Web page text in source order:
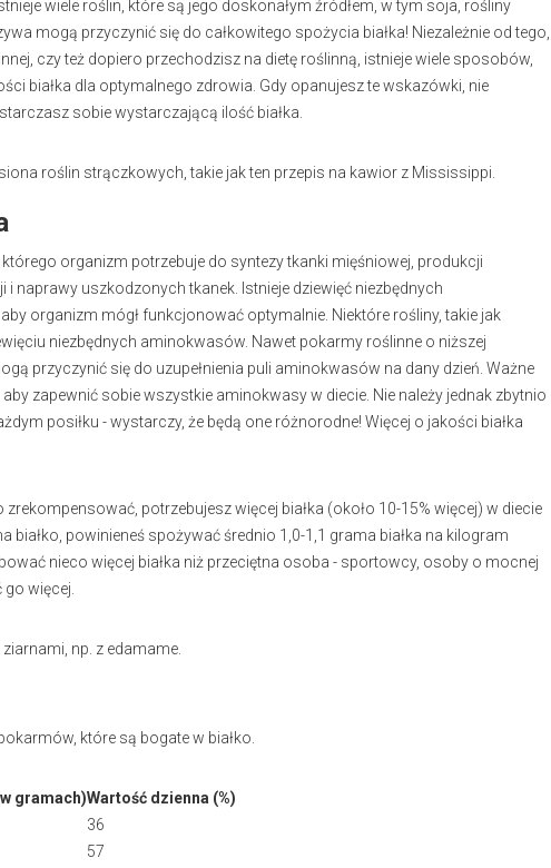
wiele roślin, które są jego doskonałym źródłem, w tym soja, rośliny
mogą przyczynić się do całkowitego spożycia białka! Niezależnie od tego,
czy też dopiero przechodzisz na dietę roślinną, istnieje wiele sposobów,
białka dla optymalnego zdrowia. Gdy opanujesz te wskazówki, nie
sobie wystarczającą ilość białka.
roślin strączkowych, takie jak ten przepis na kawior z Mississippi.
organizm potrzebuje do syntezy tkanki mięśniowej, produkcji
naprawy uszkodzonych tkanek. Istnieje dziewięć niezbędnych
organizm mógł funkcjonować optymalnie. Niektóre rośliny, takie jak
niezbędnych aminokwasów. Nawet pokarmy roślinne o niższej
przyczynić się do uzupełnienia puli aminokwasów na dany dzień. Ważne
zapewnić sobie wszystkie aminokwasy w diecie. Nie należy jednak zbytnio
posiłku - wystarczy, że będą one różnorodne! Więcej o jakości białka
potrzebujesz więcej białka (około 10-15% więcej) w diecie
białko, powinieneś spożywać średnio 1,0-1,1 grama białka na kilogram
nieco więcej białka niż przeciętna osoba - sportowcy, osoby o mocnej
więcej.
np. z edamame.
które są bogate w białko.
gramach)Wartość dzienna (%)
36
57